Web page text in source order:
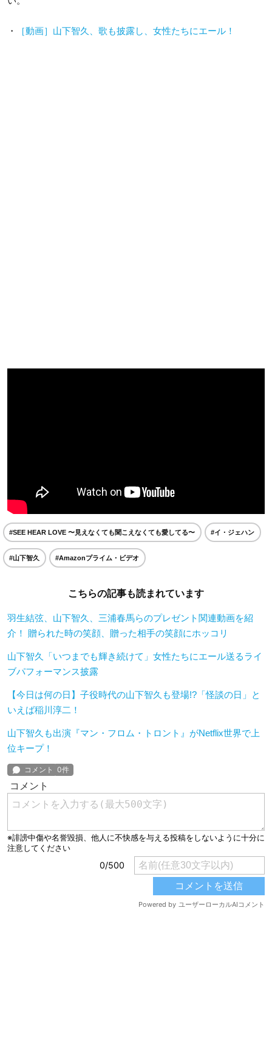
・ ［動画］山下智久、歌も披露し、女性たちにエール！
#SEE HEAR LOVE 〜見えなくても聞こえなくても愛してる〜 #イ・ジェハン
#山下智久 #Amazonプライム・ビデオ
こちらの記事も読まれています
羽生結弦、山下智久、三浦春馬らのプレゼント関連動画を紹
介！ 贈られた時の笑顔、贈った相手の笑顔にホッコリ
山下智久「いつまでも輝き続けて」女性たちにエール送るライ
ブパフォーマンス披露
【今日は何の日】子役時代の山下智久も登場!?「怪談の日」と
いえば稲川淳二！
山下智久も出演『マン・フロム・トロント』がNetflix世界で上
位キープ！